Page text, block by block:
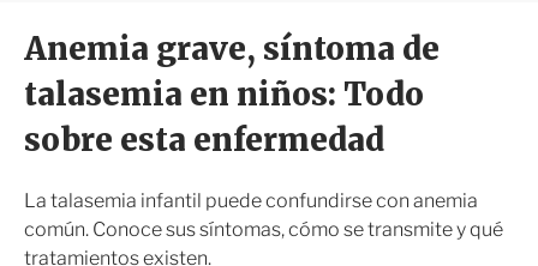
i
o
r
Anemia grave, síntoma de
talasemia en niños: Todo
sobre esta enfermedad
La talasemia infantil puede confundirse con anemia
común. Conoce sus síntomas, cómo se transmite y qué
tratamientos existen.